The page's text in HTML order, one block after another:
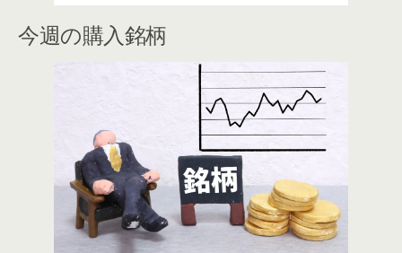
今週の購入銘柄